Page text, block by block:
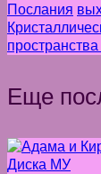
Послания
Еще